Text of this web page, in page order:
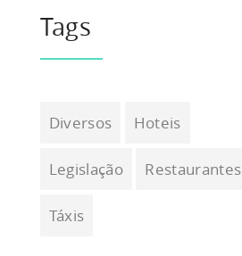
Tags
Diversos Hoteis
Legislação Restaurantes
Táxis